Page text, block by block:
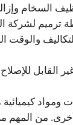
السخام
ترميم لشركة
والوقت
القابل
ومواد
من المهم